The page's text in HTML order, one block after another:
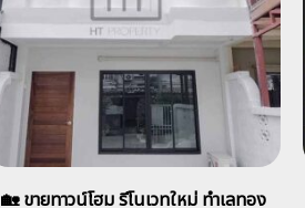
🏡 ขายทาวน์โฮม รีโนเวทใหม่ ทำเลทอง